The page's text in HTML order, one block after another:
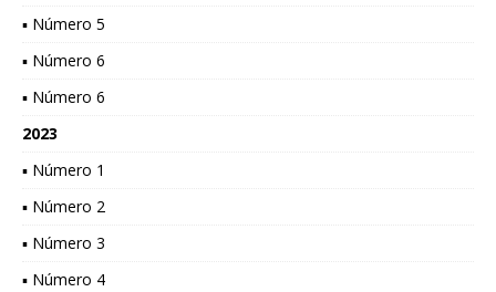
▪ Número 5
▪ Número 6
▪ Número 6
2023
▪ Número 1
▪ Número 2
▪ Número 3
▪ Número 4